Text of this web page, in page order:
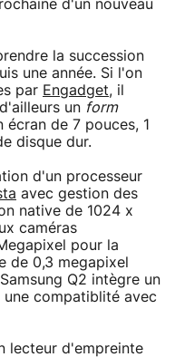
d'un nouveau
la succession
une année. Si l'on
par Engadget, il
un form
de 7 pouces, 1
disque dur.
d'un processeur
avec gestion des
native de 1024 x
caméras
pour la
de 0,3 megapixel
Q2 intègre un
compatiblité avec
lecteur d'empreinte